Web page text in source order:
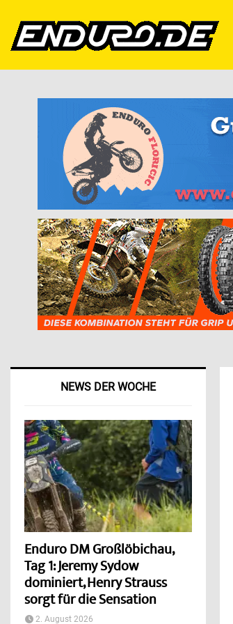
NEWS DER WOCHE
Enduro DM Großlöbichau,
Tag 1: Jeremy Sydow
dominiert, Henry Strauss
sorgt für die Sensation
2. August 2026